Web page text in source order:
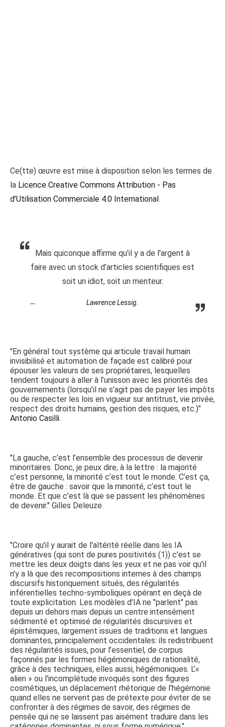
Ce(tte) œuvre est mise à disposition selon les termes de
la Licence Creative Commons Attribution - Pas
d’Utilisation Commerciale 4.0 International.
Mais quiconque affirme qu'il y a de l'argent à
faire avec un stock d'articles scientifiques est
soit un idiot, soit un menteur.
Lawrence Lessig.
"En général tout système qui articule travail humain
invisibilisé et automation de façade est calibré pour
épouser les valeurs de ses propriétaires, lesquelles
tendent toujours à aller à l’unisson avec les priorités des
gouvernements (lorsqu’il ne s’agit pas de payer les impôts
ou de respecter les lois en vigueur sur antitrust, vie privée,
respect des droits humains, gestion des risques, etc.)"
Antonio Casilli.
"La gauche, c’est l’ensemble des processus de devenir
minoritaires. Donc, je peux dire, à la lettre : la majorité
c’est personne, la minorité c’est tout le monde. C’est ça,
être de gauche : savoir que la minorité, c’est tout le
monde. Et que c’est là que se passent les phénomènes
de devenir." Gilles Deleuze.
"Croire qu'il y aurait de l'altérité réelle dans les IA
génératives (qui sont de pures positivités (1)) c'est se
mettre les deux doigts dans les yeux et ne pas voir qu'il
n'y a là que des recompositions internes à des champs
discursifs historiquement situés, des régularités
inférentielles techno-symboliques opérant en deçà de
toute explicitation. Les modèles d’IA ne "parlent" pas
depuis un dehors mais depuis un centre intensément
sédimenté et optimisé de régularités discursives et
épistémiques, largement issues de traditions et langues
dominantes, principalement occidentales: ils redistribuent
des régularités issues, pour l’essentiel, de corpus
façonnés par les formes hégémoniques de rationalité,
grâce à des techniques, elles aussi, hégémoniques. L’«
alien » ou l'incomplétude invoqués sont des figures
cosmétiques, un déplacement rhétorique de l'hégémonie
quand elles ne servent pas de prétexte pour éviter de se
confronter à des régimes de savoir, des régimes de
pensée qui ne se laissent pas aisément traduire dans les